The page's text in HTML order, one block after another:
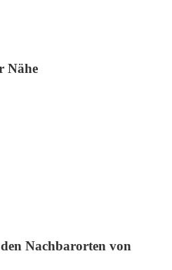
Nähe
Nachbarorten von